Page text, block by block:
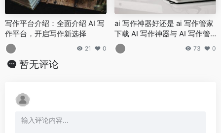
写作平台介绍：全面介绍 AI 写
作平台，开启写作新选择
21 0
ai 写作神器好还是 ai 写作管家
下载 AI 写作神器与 AI 写作管
家的对比分析 AI 写作神器和 AI
写作管家哪个更值得下载
73 0
暂无评论